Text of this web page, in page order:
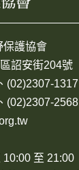
保護協會
詔安街204號
(02)2307-1317
(02)2307-2568
10:00 至 21:00